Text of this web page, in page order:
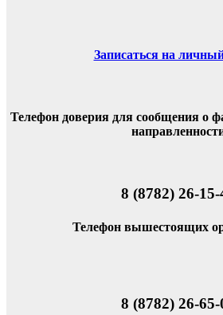
Записаться на
Телефон доверия для сообщения о
8 (8782) 26-15-
Телефон вышестоящих
8 (8782) 26-65-